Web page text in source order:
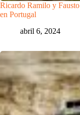
Ricardo Ramilo y
en Portugal
abril 6, 2024